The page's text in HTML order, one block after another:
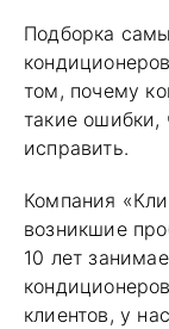
Подборка
том, почему
такие ошибки,
исправить.
Компания
возникшие
10 лет
клиентов, у